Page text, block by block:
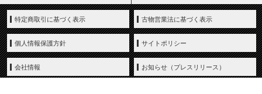
特定商取引に基づく表示 古物営業法に基づく表示
個人情報保護方針 サイトポリシー
会社情報 お知らせ（プレスリリース）